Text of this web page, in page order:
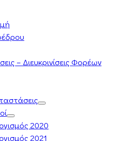
– Διευκρινίσεις Φορέων
2020
2021